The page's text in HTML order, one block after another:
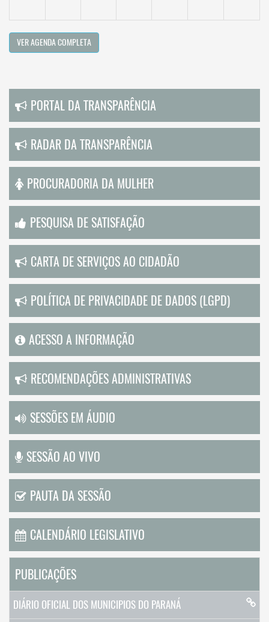
VER AGENDA COMPLETA
PORTAL DA TRANSPARÊNCIA
RADAR DA TRANSPARÊNCIA
PROCURADORIA DA MULHER
PESQUISA DE SATISFAÇÃO
CARTA DE SERVIÇOS AO CIDADÃO
POLÍTICA DE PRIVACIDADE DE DADOS (LGPD)
ACESSO A INFORMAÇÃO
RECOMENDAÇÕES ADMINISTRATIVAS
SESSÕES EM ÁUDIO
SESSÃO AO VIVO
PAUTA DA SESSÃO
CALENDÁRIO LEGISLATIVO
PUBLICAÇÕES
DIÁRIO OFICIAL DOS MUNICIPIOS DO PARANÁ